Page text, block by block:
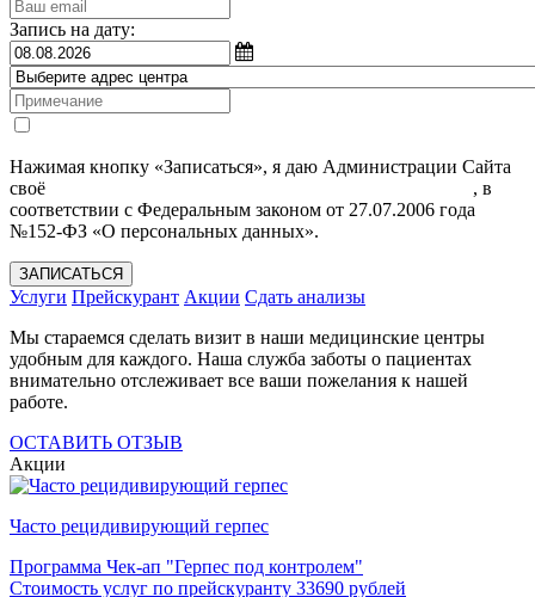
Запись на дату:
Нажимая кнопку «Записаться», я даю Администрации Сайта
своё
, в
соответствии с Федеральным законом от 27.07.2006 года
№152-ФЗ «О персональных данных».
ЗАПИСАТЬСЯ
Услуги Прейскурант Акции Сдать анализы
Мы стараемся сделать визит в наши медицинские центры
удобным для каждого. Наша служба заботы о пациентах
внимательно отслеживает все ваши пожелания к нашей
работе.
ОСТАВИТЬ ОТЗЫВ
Акции
Часто рецидивирующий герпес
Программа Чек-ап "Герпес под контролем"
Стоимость услуг по прейскуранту 33690 рублей